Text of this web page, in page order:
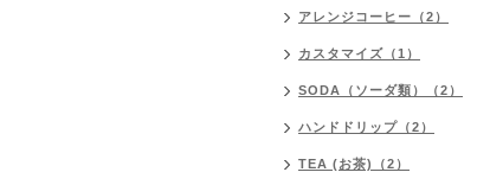
アレンジコーヒー（2）
カスタマイズ（1）
SODA（ソーダ類）（2）
ハンドドリップ（2）
TEA (お茶)（2）